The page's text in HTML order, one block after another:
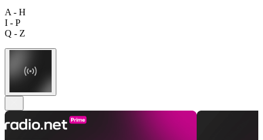
A - H
I - P
Q - Z